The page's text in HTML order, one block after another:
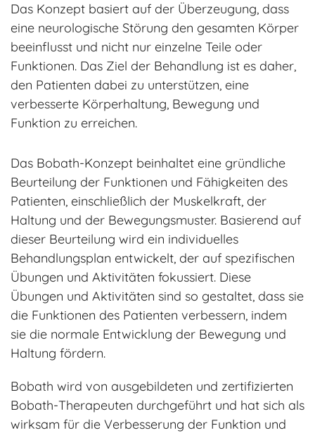
Das Konzept basiert auf der Überzeugung, dass
eine neurologische Störung den gesamten Körper
beeinflusst und nicht nur einzelne Teile oder
Funktionen. Das Ziel der Behandlung ist es daher,
den Patienten dabei zu unterstützen, eine
verbesserte Körperhaltung, Bewegung und
Funktion zu erreichen.
Das Bobath-Konzept beinhaltet eine gründliche
Beurteilung der Funktionen und Fähigkeiten des
Patienten, einschließlich der Muskelkraft, der
Haltung und der Bewegungsmuster. Basierend auf
dieser Beurteilung wird ein individuelles
Behandlungsplan entwickelt, der auf spezifischen
Übungen und Aktivitäten fokussiert. Diese
Übungen und Aktivitäten sind so gestaltet, dass sie
die Funktionen des Patienten verbessern, indem
sie die normale Entwicklung der Bewegung und
Haltung fördern.
Bobath wird von ausgebildeten und zertifizierten
Bobath-Therapeuten durchgeführt und hat sich als
wirksam für die Verbesserung der Funktion und